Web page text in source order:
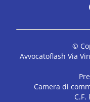
©
Avvocatoflash Via
Camera di
C.F.